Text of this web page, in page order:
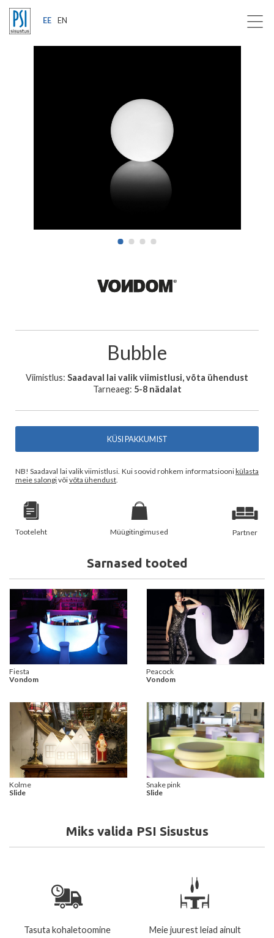
EE EN
Bubble
Viimistlus: Saadaval lai valik viimistlusi, võta ühendust
Tarneaeg: 5-8 nädalat
KÜSI PAKKUMIST
NB! Saadaval lai valik viimistlusi. Kui soovid rohkem informatsioonikülasta
meie salongivõivõta ühendust.
Tooteleht Müügitingimused Partner
Sarnased tooted
Fiesta
Vondom
Peacock
Vondom
Kolme
Slide
Snake pink
Slide
Miks valida PSI Sisustus
Tasuta kohaletoomine
Meie juurest leiad ainult